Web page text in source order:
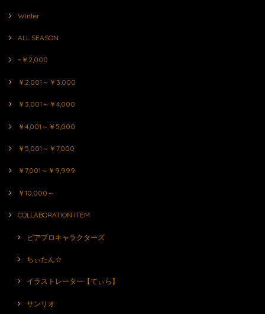
Winter
ALL SEASON
~￥2,000
￥2,001～￥3,000
￥3,001～￥4,000
￥4,001～￥5,000
￥5,001～￥7,000
￥7,001～￥9,999
￥10,000～
COLLABORATION ITEM
ピアプロキャラクターズ
ちぃたん☆
イラストレーター【てぃら】
サンリオ